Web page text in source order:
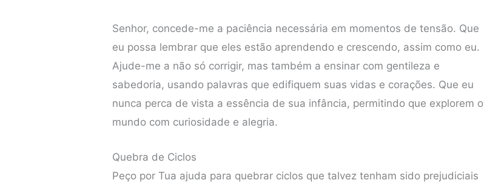
Senhor, concede-me a paciência necessária em momentos de tensão. Que
eu possa lembrar que eles estão aprendendo e crescendo, assim como eu.
Ajude-me a não só corrigir, mas também a ensinar com gentileza e
sabedoria, usando palavras que edifiquem suas vidas e corações. Que eu
nunca perca de vista a essência de sua infância, permitindo que explorem o
mundo com curiosidade e alegria.
Quebra de Ciclos
Peço por Tua ajuda para quebrar ciclos que talvez tenham sido prejudiciais